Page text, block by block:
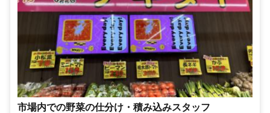
市場内での野菜の仕分け・積み込みスタッフ